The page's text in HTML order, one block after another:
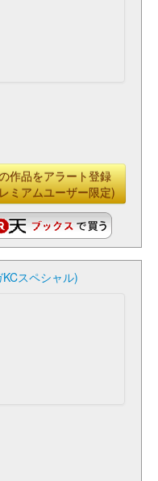
作品をアラート登録
ミアムユーザー限定)
スペシャル)